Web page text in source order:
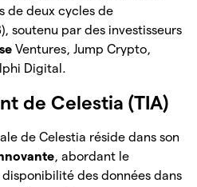
de deux cycles de
soutenu par des investisseurs
Ventures, Jump Crypto,
Digital.
de Celestia (TIA)
de Celestia réside dans son
, abordant le
des données dans